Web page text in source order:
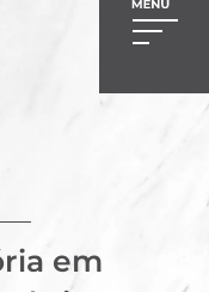
em